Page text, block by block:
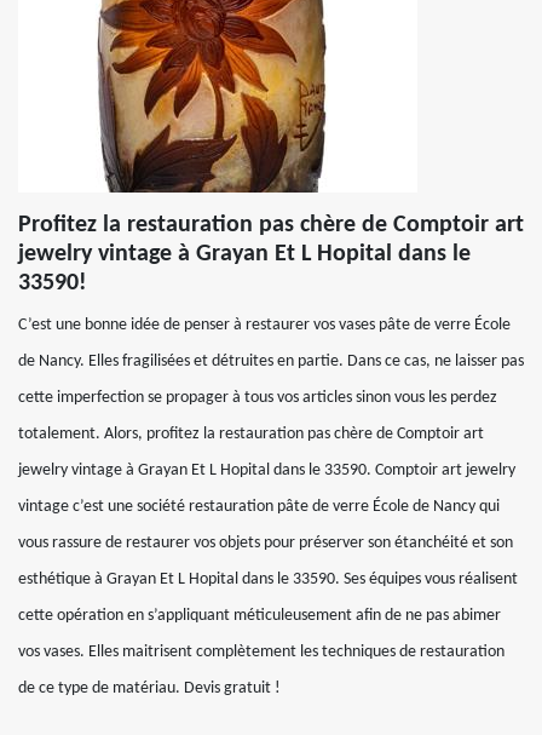
Profitez la restauration pas chère de Comptoir art
jewelry vintage à Grayan Et L Hopital dans le
33590!
C’est une bonne idée de penser à restaurer vos vases pâte de verre École
de Nancy. Elles fragilisées et détruites en partie. Dans ce cas, ne laisser pas
cette imperfection se propager à tous vos articles sinon vous les perdez
totalement. Alors, profitez la restauration pas chère de Comptoir art
jewelry vintage à Grayan Et L Hopital dans le 33590. Comptoir art jewelry
vintage c’est une société restauration pâte de verre École de Nancy qui
vous rassure de restaurer vos objets pour préserver son étanchéité et son
esthétique à Grayan Et L Hopital dans le 33590. Ses équipes vous réalisent
cette opération en s’appliquant méticuleusement afin de ne pas abimer
vos vases. Elles maitrisent complètement les techniques de restauration
de ce type de matériau. Devis gratuit !